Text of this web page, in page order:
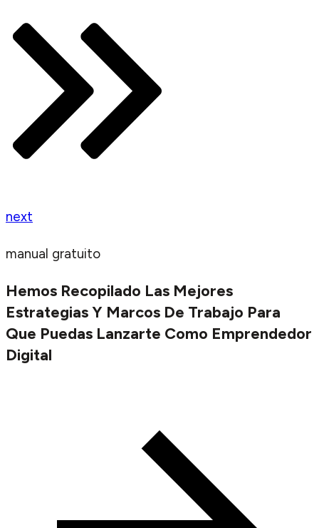
next
manual gratuito
Hemos Recopilado Las Mejores
Estrategias Y Marcos De Trabajo Para
Que Puedas Lanzarte Como Emprendedor
Digital